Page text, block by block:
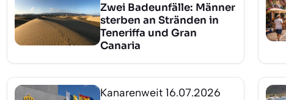
Zwei Badeunfälle: Männer
sterben an Stränden in
Teneriffa und Gran
Canaria
Kanarenweit 16.07.2026